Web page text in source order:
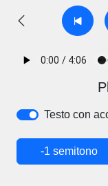
Testo con
-1 semitono